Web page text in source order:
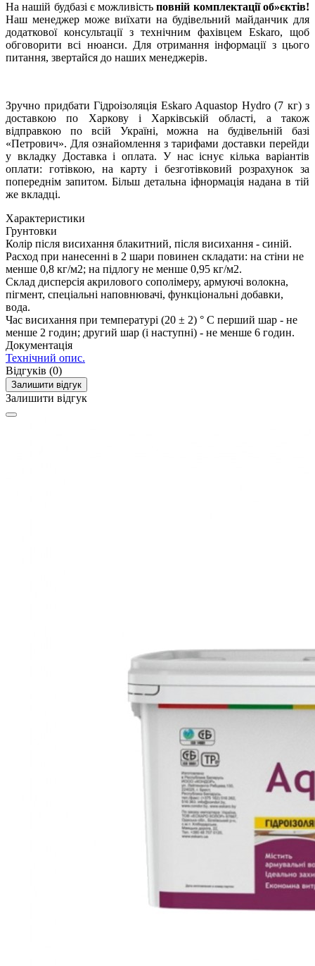
На нашій будбазі є можливістьповній комплектації об»єктів!
Наш менеджер може виїхати на будівельний майданчик для
додаткової консультації з технічним фахівцем Eskaro, щоб
обговорити всі нюанси. Для отримання інформації з цього
питання, звертайся до наших менеджерів.
Зручно придбати Гідроізоляція Eskaro Aquastop Hydro (7 кг) з
доставкою по Харкову і Харківській області, а також
відправкою по всій Україні, можна на будівельній базі
«Петрович». Для ознайомлення з тарифами доставки перейди
у вкладку Доставка і оплата. У нас існує кілька варіантів
оплати: готівкою, на карту і безготівковий розрахунок за
попереднім запитом. Більш детальна іфнормація надана в тій
же вкладці.
Характеристики
Грунтовки
Колір після висихання блакитний, після висихання - синій.
Расход при нанесенні в 2 шари повинен складати: на стіни не
менше 0,8 кг/м2; на підлогу не менше 0,95 кг/м2.
Склад дисперсія акрилового сополімеру, армуючі волокна,
пігмент, спеціальні наповнювачі, функціональні добавки,
вода.
Час висихання при температурі (20 ± 2) ° С перший шар - не
менше 2 годин; другий шар (і наступні) - не менше 6 годин.
Документація
Технічний опис.
Відгуків (0)
Залишити відгук
Залишити відгук